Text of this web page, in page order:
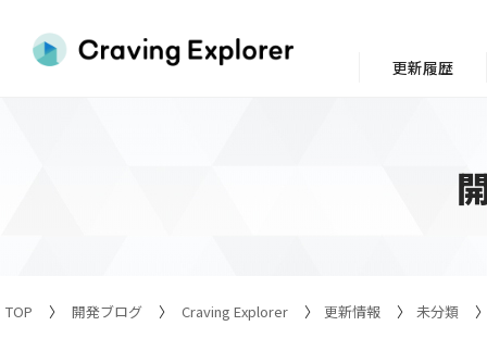
TOP 開発ブログ Craving Explorer 更新情報 未分類
更新履歴